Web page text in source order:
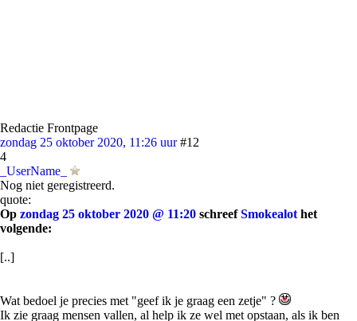
Redactie Frontpage
zondag 25 oktober 2020, 11:26 uur #12
4
_UserName_
Nog niet geregistreerd.
quote:
Op zondag 25 oktober 2020 @ 11:20 schreefSmokealot het
volgende:
[..]
Wat bedoel je precies met "geef ik je graag een zetje" ?
Ik zie graag mensen vallen, al help ik ze wel met opstaan, als ik ben